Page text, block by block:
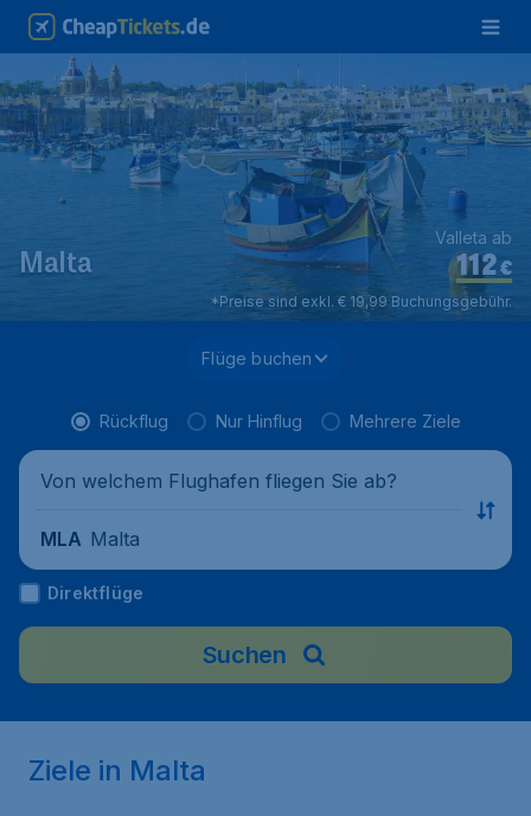
Malta €
112
Valleta ab
*Preise sind exkl. € 19,99 Buchungsgebühr.
Flüge buchen
Rückflug Nur Hinflug Mehrere Ziele
Von welchem Flughafen fliegen Sie ab?
MLA Malta
Direktflüge
Suchen
Ziele in Malta